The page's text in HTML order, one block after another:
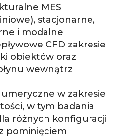
MES
stacjonarne,
i modalne
CFD zakresie
obiektów oraz
wewnątrz
w zakresie
w tym badania
różnych konfiguracji
pominięciem